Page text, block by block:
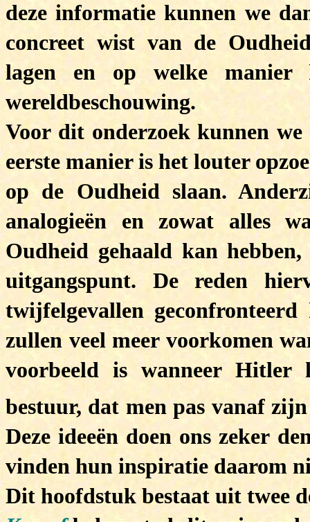
deze informatie kunnen we
concreet wist van de
lagen en op welke
wereldbeschouwing.
Voor dit onderzoek kunnen we
eerste manier is het louter
op de Oudheid slaan.
analogieën en zowat alles
Oudheid gehaald kan
uitgangspunt. De reden
twijfelgevallen
zullen veel meer voorkomen
voorbeeld is wanneer Hitler
bestuur, dat men pas vanaf
Deze ideeën doen ons zeker
vinden hun inspiratie daarom
Dit hoofdstuk bestaat uit twee